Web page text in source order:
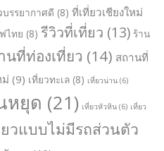
บรรยากาศดี (8) ที่เที่ยวเชียงใหม่
ไทย (8) รีวิวที่เที่ยว (13) ร้าน
นที่ท่องเที่ยว (14) สถานที่
ม่ (9) เที่ยวทะเล (8) เที่ยวน่าน (6)
หยุด (21) เที่ยวหัวหิน (6) เที่ยว
ยวแบบไม่มีรถส่วนตัว